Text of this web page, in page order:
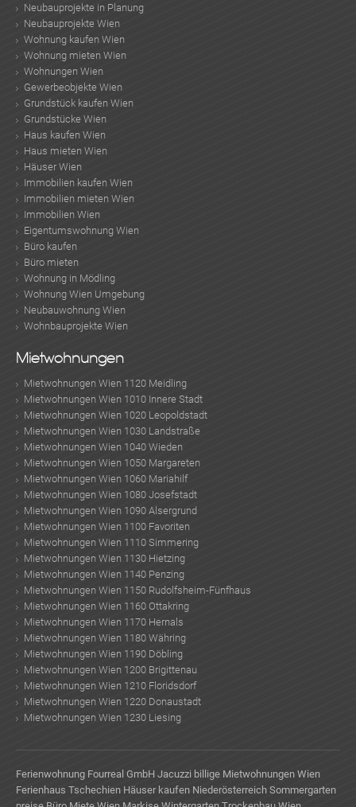
Neubauprojekte in Planung
Neubauprojekte Wien
Wohnung kaufen Wien
Wohnung mieten Wien
Wohnungen Wien
Gewerbeobjekte Wien
Grundstück kaufen Wien
Grundstücke Wien
Haus kaufen Wien
Haus mieten Wien
Häuser Wien
Immobilien kaufen Wien
Immobilien mieten Wien
Immobilien Wien
Eigentumswohnung Wien
Büro kaufen
Büro mieten
Wohnung in Mödling
Wohnung Wien Umgebung
Neubauwohnung Wien
Wohnbauprojekte Wien
Mietwohnungen
Mietwohnungen Wien 1120 Meidling
Mietwohnungen Wien 1010 Innere Stadt
Mietwohnungen Wien 1020 Leopoldstadt
Mietwohnungen Wien 1030 Landstraße
Mietwohnungen Wien 1040 Wieden
Mietwohnungen Wien 1050 Margareten
Mietwohnungen Wien 1060 Mariahilf
Mietwohnungen Wien 1080 Josefstadt
Mietwohnungen Wien 1090 Alsergrund
Mietwohnungen Wien 1100 Favoriten
Mietwohnungen Wien 1110 Simmering
Mietwohnungen Wien 1130 Hietzing
Mietwohnungen Wien 1140 Penzing
Mietwohnungen Wien 1150 Rudolfsheim-Fünfhaus
Mietwohnungen Wien 1160 Ottakring
Mietwohnungen Wien 1170 Hernals
Mietwohnungen Wien 1180 Währing
Mietwohnungen Wien 1190 Döbling
Mietwohnungen Wien 1200 Brigittenau
Mietwohnungen Wien 1210 Floridsdorf
Mietwohnungen Wien 1220 Donaustadt
Mietwohnungen Wien 1230 Liesing
Ferienwohnung Fourreal GmbH Jacuzzi billige Mietwohnungen Wien
Ferienhaus Tschechien Häuser kaufen Niederösterreich Sommergarten